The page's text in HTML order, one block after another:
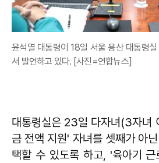
윤석열 대통령이 18일 서울 용산 대통령
서 발언하고 있다. [사진=연합뉴스]
대통령실은 23일 다자녀(3자녀
금 전액 지원' 자녀를 셋째가 아
택할 수 있도록 하고, '육아기